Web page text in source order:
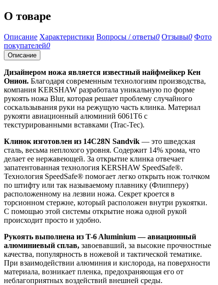
О товаре
Описание Характеристики Вопросы / ответы0 Отзывы0 Фото
покупателей0
Описание
Дизайнером ножа является известный найфмейкер Кен
Онион. Благодаря современным технологиям производства,
компания KERSHAW разработала уникальную по форме
рукоять ножа Blur, которая решает проблему случайного
соскальзывания руки на режущую часть клинка. Материал
рукояти авиационный алюминий 6061T6 с
текстурированными вставками (Trac-Tec).
Клинок изготовлен из 14C28N Sandvik — это шведская
сталь, весьма неплохого уровня. Содержит 14% хрома, что
делает ее нержавеющей. За открытие клинка отвечает
запатентованная технология KERSHAW SpeedSafe®.
Технология SpeedSafe® помогает легко открыть нож толчком
по штифту или так называемому плавнику (Флипперу)
расположенному на лезвии ножа. Секрет кроется в
торсионном стержне, который расположен внутри рукоятки.
С помощью этой системы открытие ножа одной рукой
происходит просто и удобно.
Рукоять выполнена из T-6 Aluminium — авиационный
алюминиевый сплав, завоевавший, за высокие прочностные
качества, популярность в ножевой и тактической тематике.
При взаимодействии алюминия и кислорода, на поверхности
материала, возникает пленка, предохраняющая его от
неблагоприятных воздействий внешней среды.